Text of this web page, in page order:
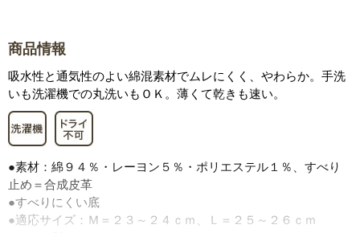
商品情報
吸水性と通気性のよい綿混素材でムレにくく、やわらか。手洗
いも洗濯機での丸洗いもＯＫ。薄くて乾きも速い。
●素材：綿９４％・レーヨン５％・ポリエステル１％、すべり
止め＝合成皮革
●すべりにくい底
●適応サイズ：Ｍ＝２３～２４ｃｍ、Ｌ＝２５～２６ｃｍ